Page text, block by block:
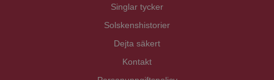
Singlar tycker
Solskenshistorier
Dejta säkert
Kontakt